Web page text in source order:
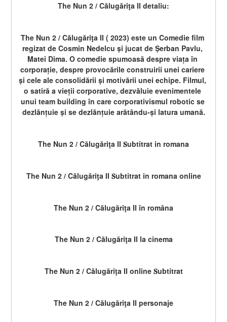
The Nun 2 / Călugăriţa II detaliu:
The Nun 2 / Călugăriţa II ( 2023) este un Comedie film
regizat de Cosmin Nedelcu și jucat de Șerban Pavlu,
Matei Dima. O comedie spumoasă despre viața în
corporație, despre provocările construirii unei cariere
și cele ale consolidării și motivării unei echipe. Filmul,
o satiră a vieții corporative, dezvăluie evenimentele
unui team building în care corporativismul robotic se
dezlănțuie și se dezlănțuie arătându-și latura umană.
The Nun 2 / Călugăriţa II 𝐒ubtitrat in romana
The Nun 2 / Călugăriţa II 𝐒ubtitrat in romana online
The Nun 2 / Călugăriţa II în româna
The Nun 2 / Călugăriţa II la cinema
The Nun 2 / Călugăriţa II online 𝐒ubtitrat
The Nun 2 / Călugăriţa II personaje